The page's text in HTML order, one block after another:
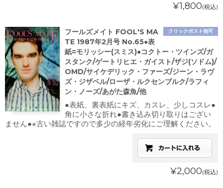
¥1,800(税込)
クリックポスト他可
フールズメイト FOOL'S MA
TE 1987年2月号 No.65●表
紙=モリッシー(スミス)●コクトー・ツインズ/ガ
スタンク/ゲートリヒエ・ガイスト/ザジ(ソドム)/
OMD/サイケデリック・ファーズ/ジーン・ラヴ
ズ・ジザベル/ローザ・ルクセンブルク/ラフィ
ン・ノーズ/あがた森魚/他
●表紙、裏表紙にキズ、カスレ、少しコスレ●
角に小さな折れ●書き込み切り取りはござい
ません●※古い雑誌ですので多少の経年劣化にご理解ください。
¥2,000(税込)